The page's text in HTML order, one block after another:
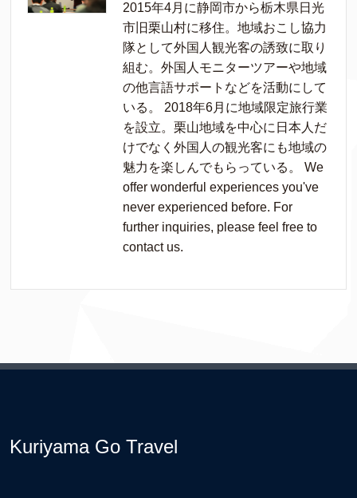
2015年4月に静岡市から栃木県日光
市旧栗山村に移住。地域おこし協力
隊として外国人観光客の誘致に取り
組む。外国人モニターツアーや地域
の他言語サポートなどを活動にして
いる。 2018年6月に地域限定旅行業
を設立。栗山地域を中心に日本人だ
けでなく外国人の観光客にも地域の
魅力を楽しんでもらっている。 We
offer wonderful experiences you've
never experienced before. For
further inquiries, please feel free to
contact us.
Kuriyama Go Travel